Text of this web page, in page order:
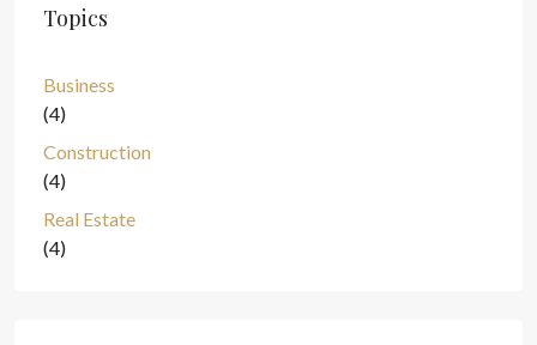
Topics
Business
(4)
Construction
(4)
Real Estate
(4)